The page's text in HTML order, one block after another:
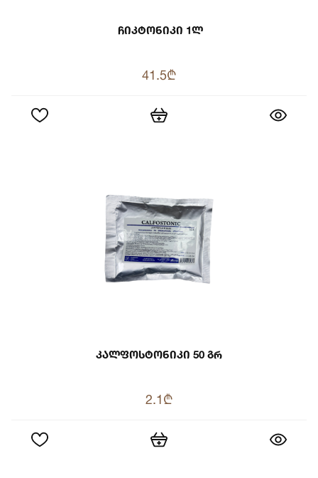
Ჩიკტონიკი 1ლ
41.5₾
Კალფოსტონიკი 50 Გრ
2.1₾